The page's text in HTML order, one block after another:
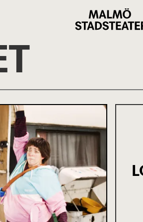
Stadsteater